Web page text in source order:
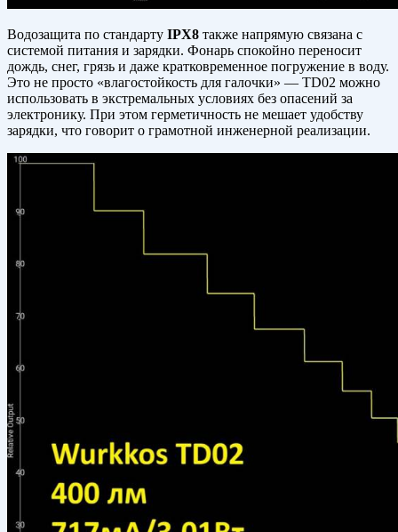
Водозащита по стандарту IPX8 также напрямую связана с
системой питания и зарядки. Фонарь спокойно переносит
дождь, снег, грязь и даже кратковременное погружение в воду.
Это не просто «влагостойкость для галочки» — TD02 можно
использовать в экстремальных условиях без опасений за
электронику. При этом герметичность не мешает удобству
зарядки, что говорит о грамотной инженерной реализации.